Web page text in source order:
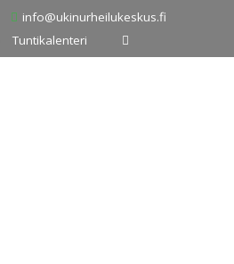
info@ukinurheilukeskus.fi
Tuntikalenteri